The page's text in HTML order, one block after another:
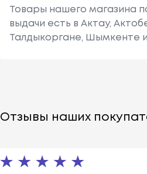
Товары нашего магазина
выдачи есть в Актау,
Талдыкоргане, Шымкенте и
Отзывы наших